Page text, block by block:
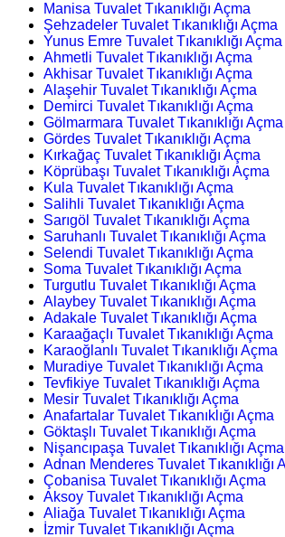
Manisa Tuvalet Tıkanıklığı Açma
Şehzadeler Tuvalet Tıkanıklığı Açma
Yunus Emre Tuvalet Tıkanıklığı Açma
Ahmetli Tuvalet Tıkanıklığı Açma
Akhisar Tuvalet Tıkanıklığı Açma
Alaşehir Tuvalet Tıkanıklığı Açma
Demirci Tuvalet Tıkanıklığı Açma
Gölmarmara Tuvalet Tıkanıklığı Açma
Gördes Tuvalet Tıkanıklığı Açma
Kırkağaç Tuvalet Tıkanıklığı Açma
Köprübaşı Tuvalet Tıkanıklığı Açma
Kula Tuvalet Tıkanıklığı Açma
Salihli Tuvalet Tıkanıklığı Açma
Sarıgöl Tuvalet Tıkanıklığı Açma
Saruhanlı Tuvalet Tıkanıklığı Açma
Selendi Tuvalet Tıkanıklığı Açma
Soma Tuvalet Tıkanıklığı Açma
Turgutlu Tuvalet Tıkanıklığı Açma
Alaybey Tuvalet Tıkanıklığı Açma
Adakale Tuvalet Tıkanıklığı Açma
Karaağaçlı Tuvalet Tıkanıklığı Açma
Karaoğlanlı Tuvalet Tıkanıklığı Açma
Muradiye Tuvalet Tıkanıklığı Açma
Tevfikiye Tuvalet Tıkanıklığı Açma
Mesir Tuvalet Tıkanıklığı Açma
Anafartalar Tuvalet Tıkanıklığı Açma
Göktaşlı Tuvalet Tıkanıklığı Açma
Nişancıpaşa Tuvalet Tıkanıklığı Açma
Adnan Menderes Tuvalet Tıkanıklığı
Çobanisa Tuvalet Tıkanıklığı Açma
Aksoy Tuvalet Tıkanıklığı Açma
Aliağa Tuvalet Tıkanıklığı Açma
İzmir Tuvalet Tıkanıklığı Açma